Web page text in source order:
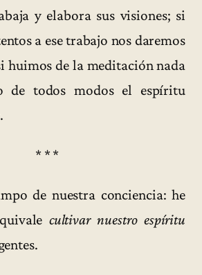
y elabora sus visiones; si
a ese trabajo nos daremos
huimos de la meditación nada
de todos modos el espíritu
* * *
de nuestra conciencia: he
cultivar nuestro espíritu